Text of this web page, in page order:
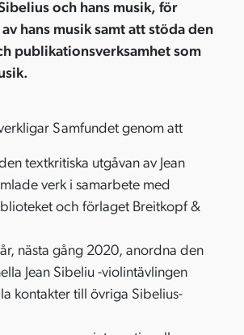
och hans musik, för
hans musik samt att stöda den
publikationsverksamhet som
Samfundet genom att
textkritiska utgåvan av Jean
verk i samarbete med
och förlaget Breitkopf &
nästa gång 2020, anordna den
Jean Sibeliu -violintävlingen
kontakter till övriga Sibelius-